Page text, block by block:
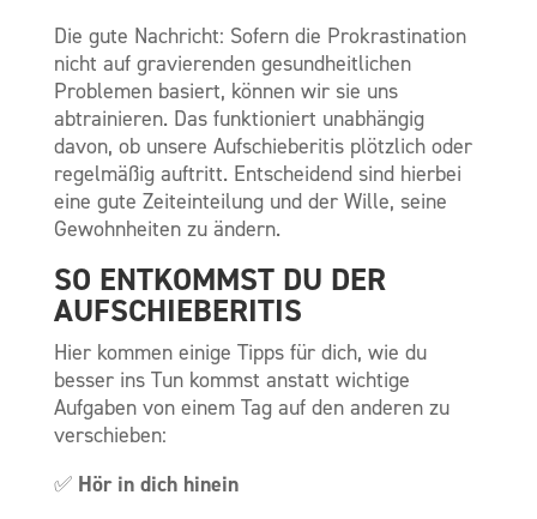
Die gute Nachricht: Sofern die Prokrastination
nicht auf gravierenden gesundheitlichen
Problemen basiert, können wir sie uns
abtrainieren. Das funktioniert unabhängig
davon, ob unsere Aufschieberitis plötzlich oder
regelmäßig auftritt. Entscheidend sind hierbei
eine gute Zeiteinteilung und der Wille, seine
Gewohnheiten zu ändern.
SO ENTKOMMST DU DER
AUFSCHIEBERITIS
Hier kommen einige Tipps für dich, wie du
besser ins Tun kommst anstatt wichtige
Aufgaben von einem Tag auf den anderen zu
verschieben:
✅ Hör in dich hinein